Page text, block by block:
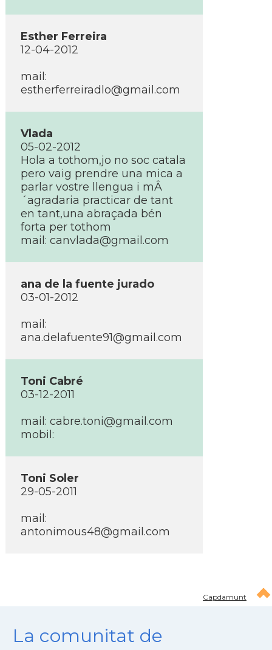
Esther Ferreira
12-04-2012
mail:
estherferreiradlo@gmail.com
Vlada
05-02-2012
Hola a tothom,jo no soc catala
pero vaig prendre una mica a
parlar vostre llengua i mÂ
´agradaria practicar de tant
en tant,una abraçada bén
forta per tothom
mail: canvlada@gmail.com
ana de la fuente jurado
03-01-2012
mail:
ana.delafuente91@gmail.com
Toni Cabré
03-12-2011
mail: cabre.toni@gmail.com
mobil:
Toni Soler
29-05-2011
mail:
antonimous48@gmail.com
Capdamunt
La comunitat de